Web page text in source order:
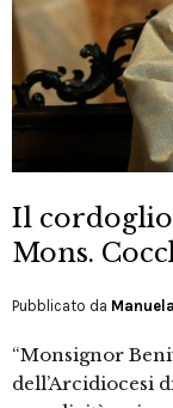
Il cordoglio
Mons.
Pubblicato da
“Monsignor
dell’Arcidiocesi